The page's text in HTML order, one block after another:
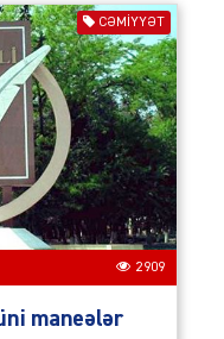
CƏMIYYƏT
2909
maneələr